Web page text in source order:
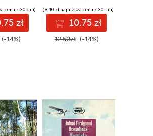
cena z 30 dni)
zł
(-14%)
(9,40 zł najniższa cena z 30 dni)
10.75 zł
12.50zł (-14%)